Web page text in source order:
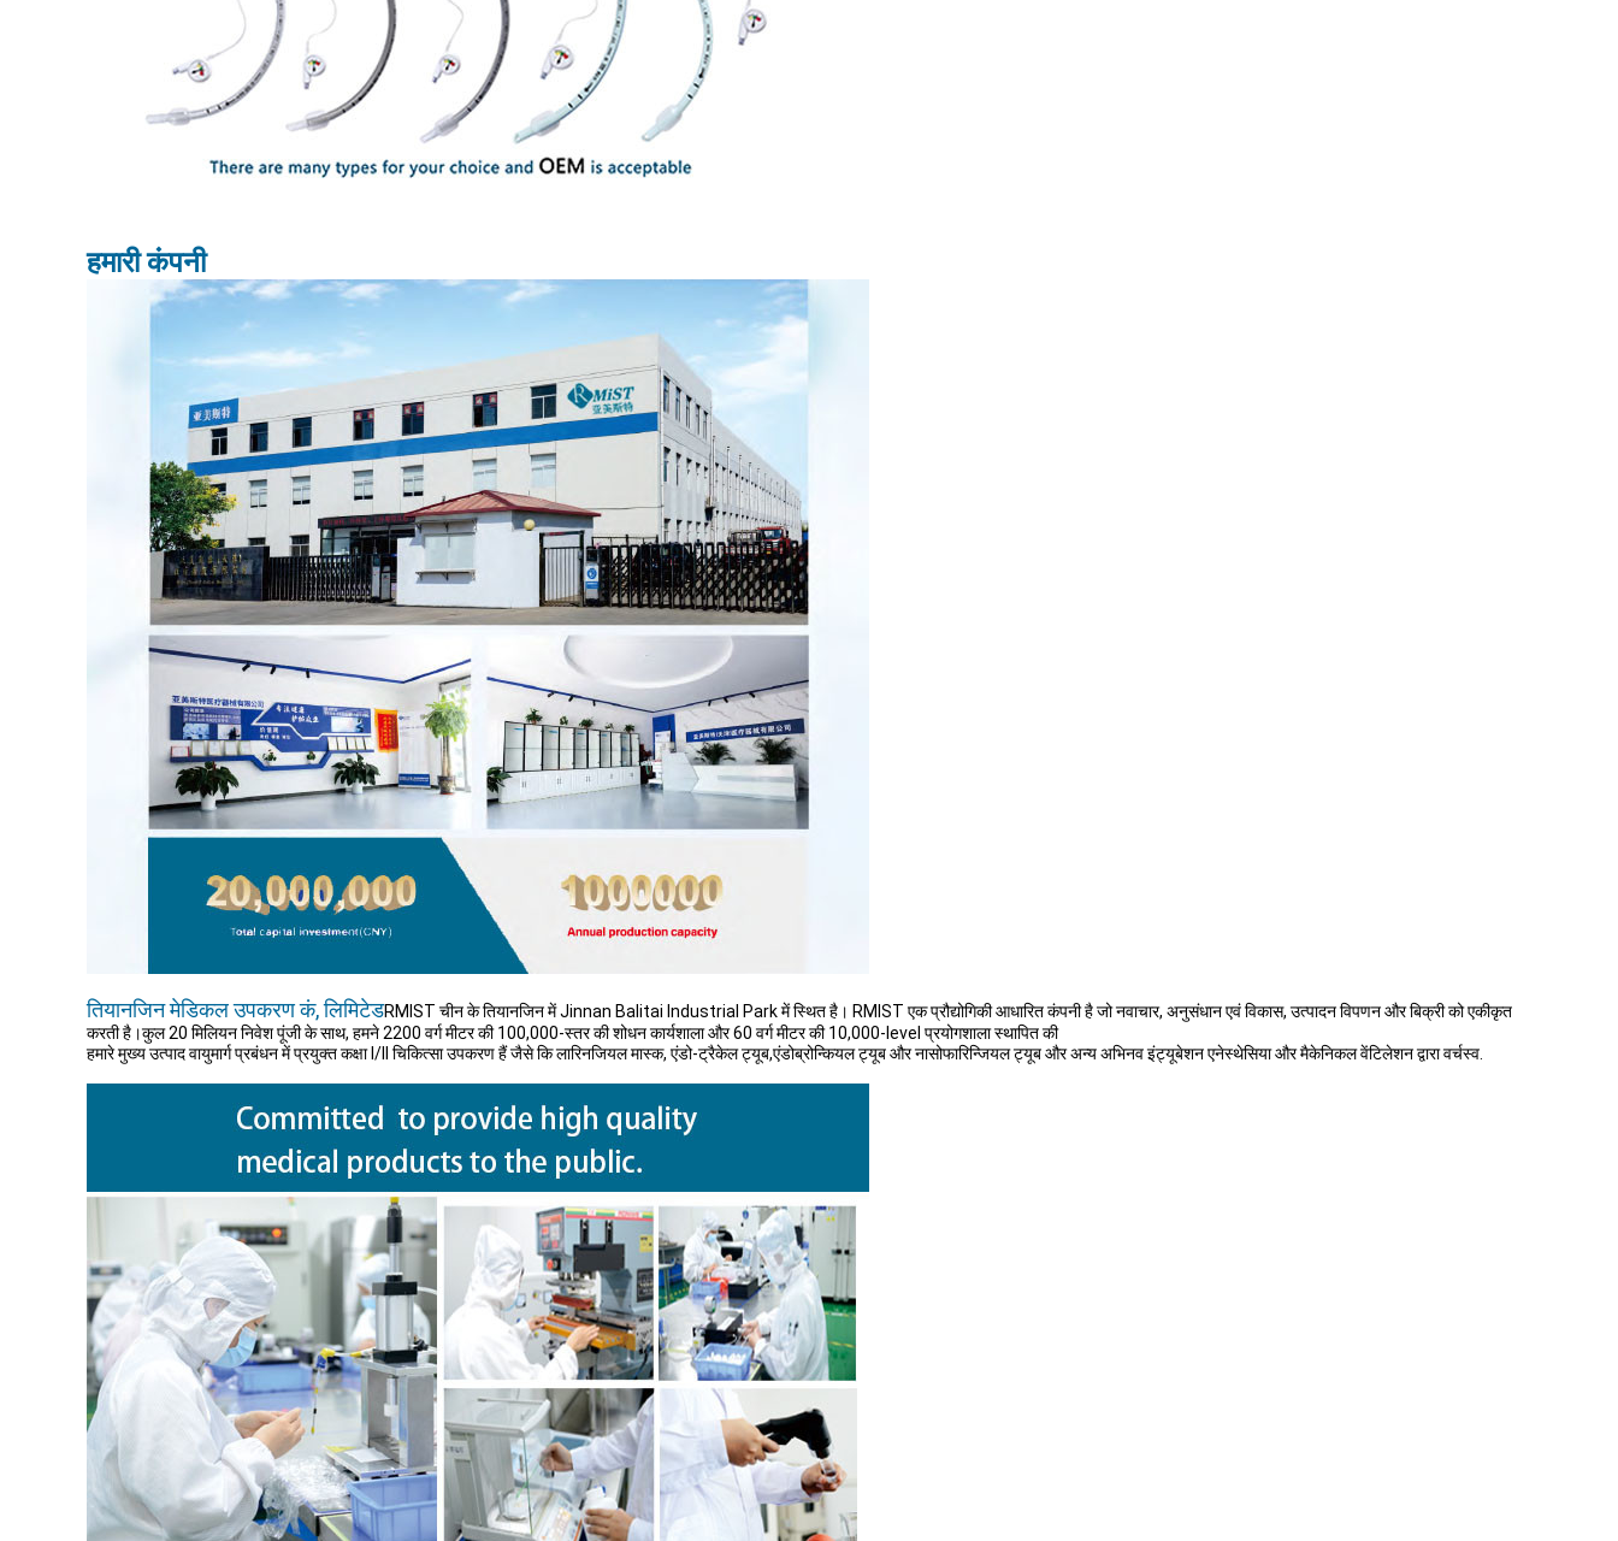
हमारी कंपनी
तियानजिन मेडिकल उपकरण कं, लिमिटेडRMIST चीन के तियानजिन में Jinnan Balitai Industrial Park में स्थित है। RMIST एक प्रौद्योगिकी आधारित कंपनी है जो नवाचार, अनुसंधान एवं विकास, उत्पादन विपणन और बिक्री को एकीकृत
करती है।कुल 20 मिलियन निवेश पूंजी के साथ, हमने 2200 वर्ग मीटर की 100,000-स्तर की शोधन कार्यशाला और 60 वर्ग मीटर की 10,000-level प्रयोगशाला स्थापित की
हमारे मुख्य उत्पाद वायुमार्ग प्रबंधन में प्रयुक्त कक्षा I/II चिकित्सा उपकरण हैं जैसे कि लारिनजियल मास्क, एंडो-ट्रैकेल ट्यूब,एंडोब्रोन्कियल ट्यूब और नासोफारिन्जियल ट्यूब और अन्य अभिनव इंट्यूबेशन एनेस्थेसिया और मैकेनिकल वेंटिलेशन द्वारा वर्चस्व.